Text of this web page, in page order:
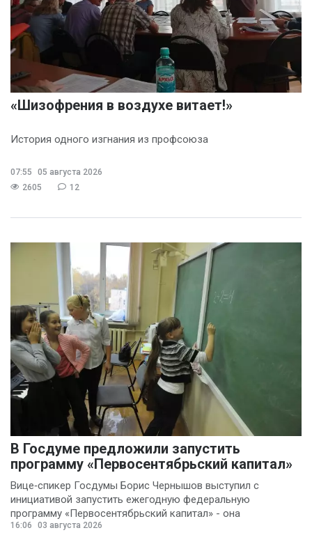
«Шизофрения в воздухе витает!»
История одного изгнания из профсоюза
07:55
05 августа 2026
2605
12
В Госдуме предложили запустить
программу «Первосентябрьский капитал»
Вице‑спикер Госдумы Борис Чернышов выступил с
инициативой запустить ежегодную федеральную
программу «Первосентябрьский капитал» - она
предполагает
16:06
03 августа 2026